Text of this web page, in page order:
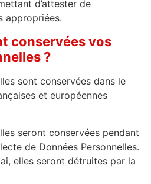
d’attester de
appropriées.
conservées vos
?
sont conservées dans le
et européennes
seront conservées pendant
de Données Personnelles.
elles seront détruites par la